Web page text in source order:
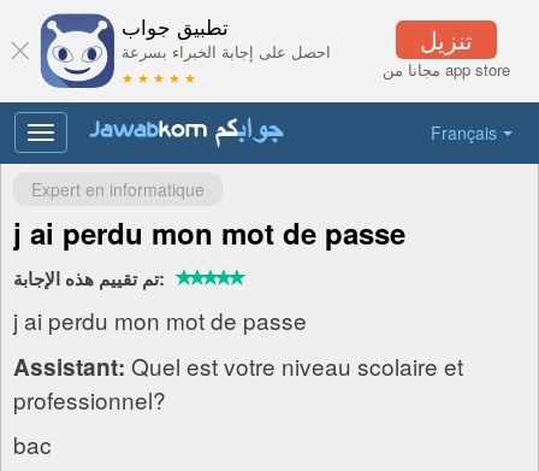
تنزيل
مجانا من app store
تطبيق جواب
احصل على إجابة الخبراء بسرعة
★ ★ ★ ★ ★
Français
Toggle
navigation
Expert en informatique
j ai perdu mon mot de passe
تم تقييم هذه الإجابة:
j ai perdu mon mot de passe
Assistant: Quel est votre niveau scolaire et
professionnel?
bac